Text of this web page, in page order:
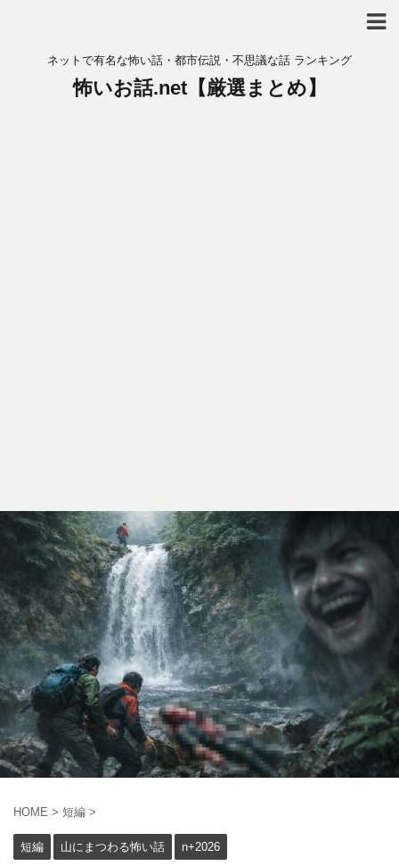
ネットで有名な怖い話・都市伝説・不思議な話 ランキング
怖いお話.net【厳選まとめ】
HOME > 短編 >
短編 山にまつわる怖い話 n+2026